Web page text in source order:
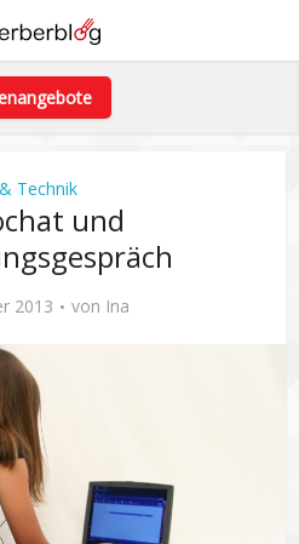
Technik
und
2013 von Ina